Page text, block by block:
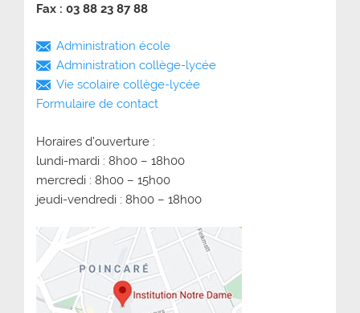
Fax : 03 88 23 87 88
Administration école
Administration collège-lycée
Vie scolaire collège-lycée
Formulaire de contact
Horaires d’ouverture :
lundi-mardi : 8h00 – 18h00
mercredi : 8h00 – 15h00
jeudi-vendredi : 8h00 – 18h00